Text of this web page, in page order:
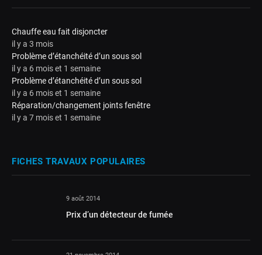
Chauffe eau fait disjoncter
il y a 3 mois
Problème d’étanchéité d’un sous sol
il y a 6 mois et 1 semaine
Problème d’étanchéité d’un sous sol
il y a 6 mois et 1 semaine
Réparation/changement joints fenêtre
il y a 7 mois et 1 semaine
FICHES TRAVAUX POPULAIRES
9 août 2014
Prix d’un détecteur de fumée